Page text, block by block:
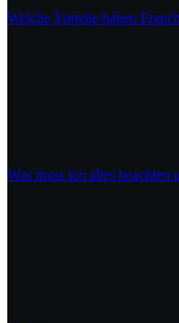
Welche Vorteile haben
Was muss ich alles beachten